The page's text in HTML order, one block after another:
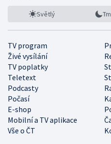
Světlý
TV program
Živé vysílání
TV poplatky
Teletext
Podcasty
Počasí
E-shop
Mobilní a TV aplikace
Vše o ČT